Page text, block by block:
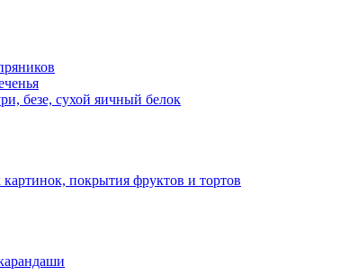
безе, сухой яичный белок
покрытия фруктов и тортов